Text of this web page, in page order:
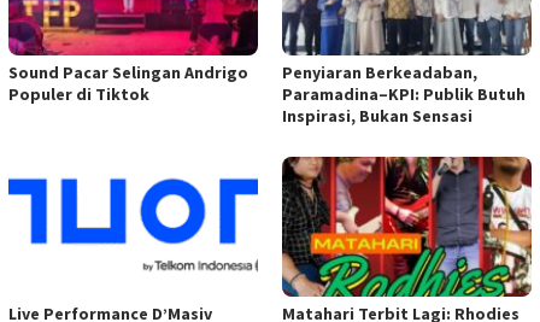
Sound Pacar Selingan Andrigo
Populer di Tiktok
Penyiaran Berkeadaban,
Paramadina–KPI: Publik Butuh
Inspirasi, Bukan Sensasi
Live Performance D’Masiv
Matahari Terbit Lagi: Rhodies